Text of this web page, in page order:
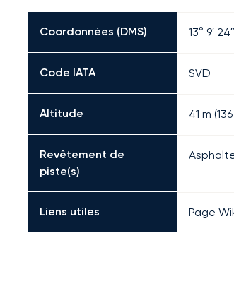
Coordonnées (DMS) 13° 9′
Code IATA SVD
Altitude 41 m
Revêtement de
piste(s)
Liens utiles Page